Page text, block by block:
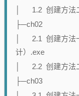
│ 1.2 创建方法
├─ch02
│ 2.1 创建方法
计）.exe
│ 2.2 创建方法
├─ch03